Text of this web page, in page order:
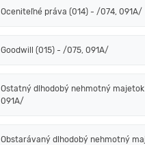
Oceniteľné práva (014) - /074, 091A/
Goodwill (015) - /075, 091A/
Ostatný dlhodobý nehmotný majetok
091A/
Obstarávaný dlhodobý nehmotný